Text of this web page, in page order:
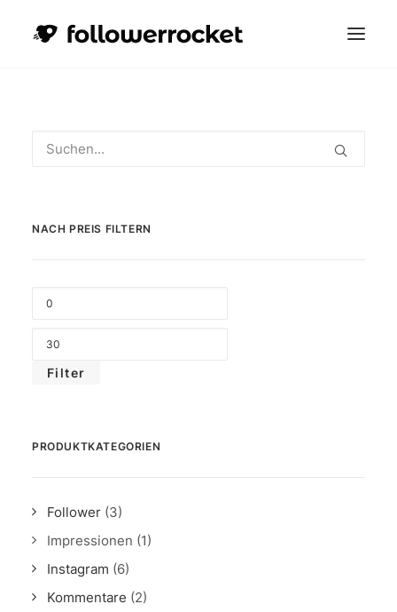
NACH PREIS FILTERN
Filter
PRODUKTKATEGORIEN
Follower (3)
Impressionen (1)
Instagram (6)
Kommentare (2)